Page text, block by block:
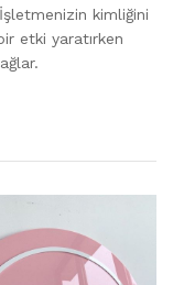
kimliğini
etki yaratırken